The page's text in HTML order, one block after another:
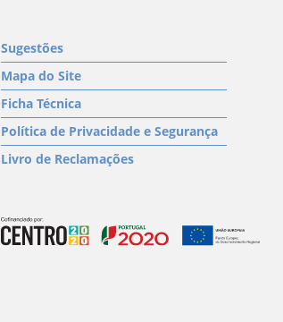
Sugestões
Mapa do Site
Ficha Técnica
Política de Privacidade e Segurança
Livro de Reclamações